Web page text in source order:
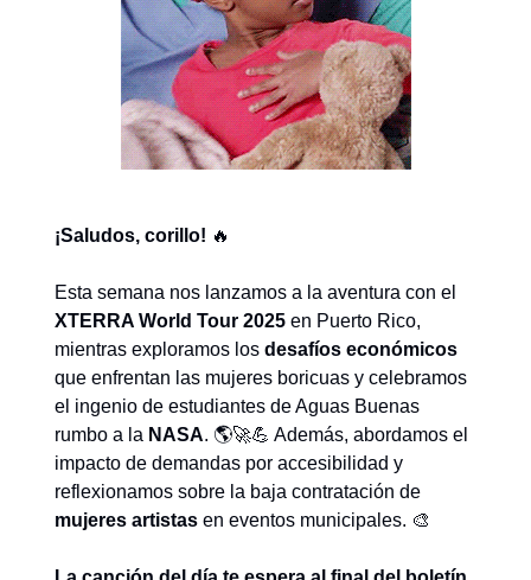
¡Saludos, corillo! 🔥
Esta semana nos lanzamos a la aventura con el
XTERRA World Tour 2025 en Puerto Rico,
mientras exploramos los desafíos económicos
que enfrentan las mujeres boricuas y celebramos
el ingenio de estudiantes de Aguas Buenas
rumbo a la NASA. 🌎🚀💪 Además, abordamos el
impacto de demandas por accesibilidad y
reflexionamos sobre la baja contratación de
mujeres artistas en eventos municipales. 🎨